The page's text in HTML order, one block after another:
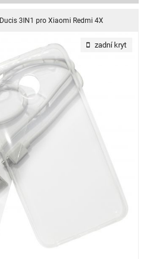
3IN1 pro Xiaomi Redmi 4X
zadní kryt